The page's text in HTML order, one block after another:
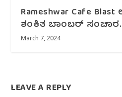
Rameshwar Cafe
ಶಂಕಿತ ಬಾಂಬರ್
March 7, 2024
LEAVE A REPLY